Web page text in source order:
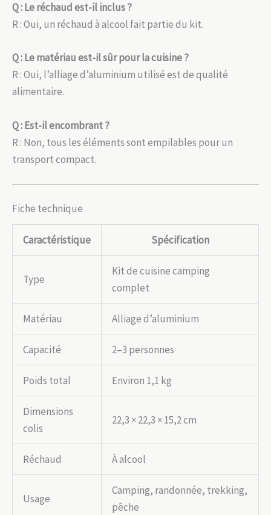
Q : Le réchaud est-il inclus ?
R : Oui, un réchaud à alcool fait partie du kit.
Q : Le matériau est-il sûr pour la cuisine ?
R : Oui, l’alliage d’aluminium utilisé est de qualité
alimentaire.
Q : Est-il encombrant ?
R : Non, tous les éléments sont empilables pour un
transport compact.
Fiche technique
Caractéristique Spécification
Type
Kit de cuisine camping
complet
Matériau Alliage d’aluminium
Capacité 2–3 personnes
Poids total Environ 1,1 kg
Dimensions
colis
22,3 × 22,3 × 15,2 cm
Réchaud À alcool
Usage
Camping, randonnée, trekking,
pêche